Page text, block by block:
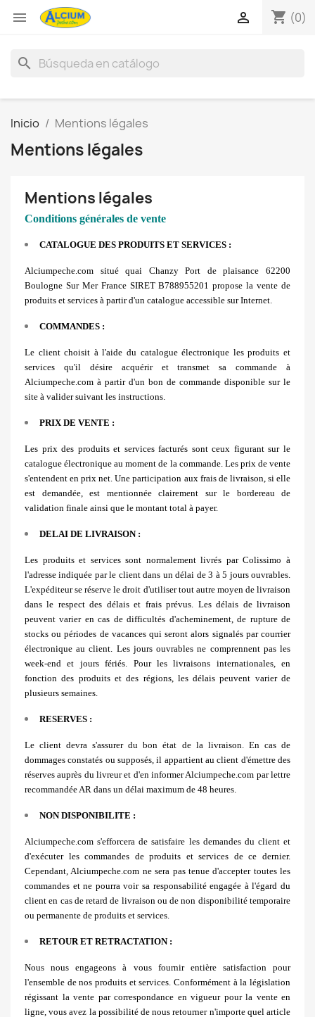
 shopping_cart (0)

search
Inicio Mentions légales
Mentions légales
Mentions légales
Conditions générales de vente
CATALOGUE DES PRODUITS ET SERVICES :
Alciumpeche.com situé quai Chanzy Port de plaisance 62200
Boulogne Sur Mer France SIRET B788955201 propose la vente de
produits et services à partir d'un catalogue accessible sur Internet.
COMMANDES :
Le client choisit à l'aide du catalogue électronique les produits et
services qu'il désire acquérir et transmet sa commande à
Alciumpeche.com à partir d'un bon de commande disponible sur le
site à valider suivant les instructions.
PRIX DE VENTE :
Les prix des produits et services facturés sont ceux figurant sur le
catalogue électronique au moment de la commande. Les prix de vente
s'entendent en prix net. Une participation aux frais de livraison, si elle
est demandée, est mentionnée clairement sur le bordereau de
validation finale ainsi que le montant total à payer.
DELAI DE LIVRAISON :
Les produits et services sont normalement livrés par Colissimo à
l'adresse indiquée par le client dans un délai de 3 à 5 jours ouvrables.
L'expéditeur se réserve le droit d'utiliser tout autre moyen de livraison
dans le respect des délais et frais prévus. Les délais de livraison
peuvent varier en cas de difficultés d'acheminement, de rupture de
stocks ou périodes de vacances qui seront alors signalés par courrier
électronique au client. Les jours ouvrables ne comprennent pas les
week-end et jours fériés. Pour les livraisons internationales, en
fonction des produits et des régions, les délais peuvent varier de
plusieurs semaines.
RESERVES :
Le client devra s'assurer du bon état de la livraison. En cas de
dommages constatés ou supposés, il appartient au client d'émettre des
réserves auprès du livreur et d'en informer Alciumpeche.com par lettre
recommandée AR dans un délai maximum de 48 heures.
NON DISPONIBILITE :
Alciumpeche.com s'efforcera de satisfaire les demandes du client et
d'exécuter les commandes de produits et services de ce dernier.
Cependant, Alciumpeche.com ne sera pas tenue d'accepter toutes les
commandes et ne pourra voir sa responsabilité engagée à l'égard du
client en cas de retard de livraison ou de non disponibilité temporaire
ou permanente de produits et services.
RETOUR ET RETRACTATION :
Nous nous engageons à vous fournir entière satisfaction pour
l'ensemble de nos produits et services. Conformément à la législation
régissant la vente par correspondance en vigueur pour la vente en
ligne, vous avez la possibilité de nous retourner n'importe quel article